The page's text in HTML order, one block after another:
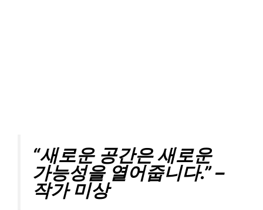
“새로운 공간은 새로운
가능성을 열어줍니다.” –
작가 미상